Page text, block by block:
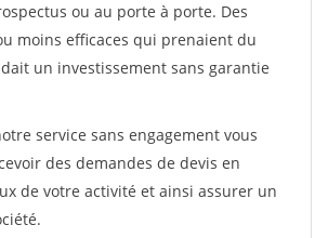
ou au porte à porte. Des
moins efficaces qui prenaient du
un investissement sans garantie
service sans engagement vous
des demandes de devis en
de votre activité et ainsi assurer un